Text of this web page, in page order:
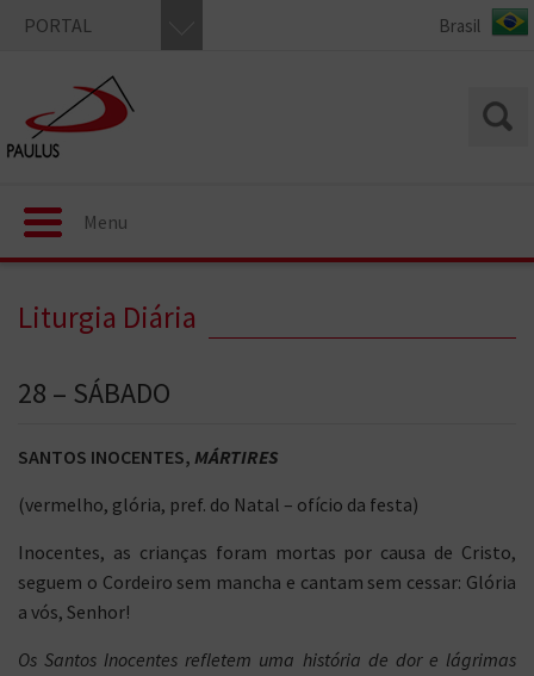
PORTAL
Menu
Liturgia Diária
28 – SÁBADO
SANTOS INOCENTES, MÁRTIRES
(vermelho, glória, pref. do Natal – ofício da festa)
Inocentes, as crianças foram mortas por causa de Cristo,
seguem o Cordeiro sem mancha e cantam sem cessar: Glória
a vós, Senhor!
Os Santos Inocentes refletem uma história de dor e lágrimas